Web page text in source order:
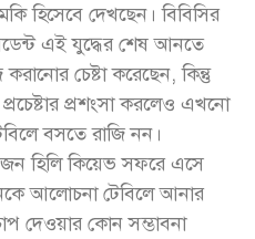
হিসেবে দেখছেন। বিবিসির
এই যুদ্ধের শেষ আনতে
চেষ্টা করেছেন, কিন্তু
প্রশংসা করলেও এখনো
বসতে রাজি নন।
জন হিলি কিয়েভ সফরে এসে
আলোচনা টেবিলে আনার
দেওয়ার কোন সম্ভাবনা